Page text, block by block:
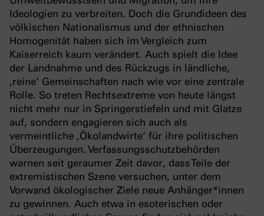
Ideologien zu verbreiten. Doch die Grundideen des
völkischen Nationalismus und der ethnischen
Homogenität haben sich im Vergleich zum
Kaiserreich kaum verändert. Auch spielt die Idee
der Landnahme und des Rückzugs in ländliche,
‚reine‘ Gemeinschaften nach wie vor eine zentrale
Rolle. So treten Rechtsextreme von heute längst
nicht mehr nur in Springerstiefeln und mit Glatze
auf, sondern engagieren sich auch als
vermeintliche ‚Ökolandwirte‘ für ihre politischen
Überzeugungen. Verfassungsschutzbehörden
warnen seit geraumer Zeit davor, dass Teile der
extremistischen Szene versuchen, unter dem
Vorwand ökologischer Ziele neue Anhänger*innen
zu gewinnen. Auch etwa in esoterischen oder